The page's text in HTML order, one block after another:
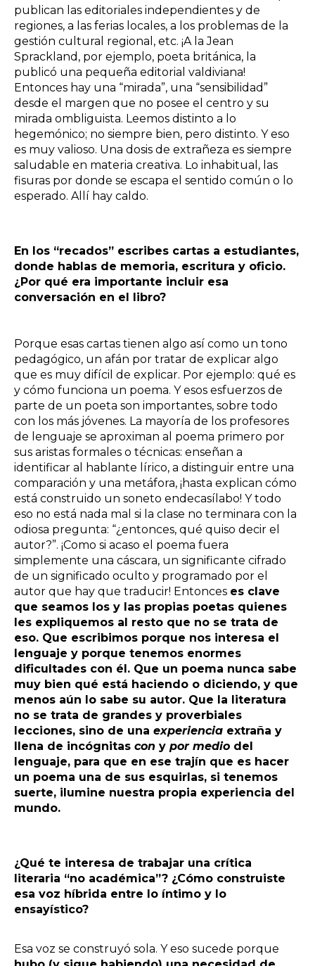
publican las editoriales independientes y de
regiones, a las ferias locales, a los problemas de la
gestión cultural regional, etc. ¡A la Jean
Sprackland, por ejemplo, poeta británica, la
publicó una pequeña editorial valdiviana!
Entonces hay una “mirada”, una “sensibilidad”
desde el margen que no posee el centro y su
mirada ombliguista. Leemos distinto a lo
hegemónico; no siempre bien, pero distinto. Y eso
es muy valioso. Una dosis de extrañeza es siempre
saludable en materia creativa. Lo inhabitual, las
fisuras por donde se escapa el sentido común o lo
esperado. Allí hay caldo.
En los “recados” escribes cartas a estudiantes,
donde hablas de memoria, escritura y oficio.
¿Por qué era importante incluir esa
conversación en el libro?
Porque esas cartas tienen algo así como un tono
pedagógico, un afán por tratar de explicar algo
que es muy difícil de explicar. Por ejemplo: qué es
y cómo funciona un poema. Y esos esfuerzos de
parte de un poeta son importantes, sobre todo
con los más jóvenes. La mayoría de los profesores
de lenguaje se aproximan al poema primero por
sus aristas formales o técnicas: enseñan a
identificar al hablante lírico, a distinguir entre una
comparación y una metáfora, ¡hasta explican cómo
está construido un soneto endecasílabo! Y todo
eso no está nada mal si la clase no terminara con la
odiosa pregunta: “¿entonces, qué quiso decir el
autor?”. ¡Como si acaso el poema fuera
simplemente una cáscara, un significante cifrado
de un significado oculto y programado por el
autor que hay que traducir! Entonces es clave
que seamos los y las propias poetas quienes
les expliquemos al resto que no se trata de
eso. Que escribimos porque nos interesa el
lenguaje y porque tenemos enormes
dificultades con él. Que un poema nunca sabe
muy bien qué está haciendo o diciendo, y que
menos aún lo sabe su autor. Que la literatura
no se trata de grandes y proverbiales
lecciones, sino de una experiencia extraña y
llena de incógnitas con y por medio del
lenguaje, para que en ese trajín que es hacer
un poema una de sus esquirlas, si tenemos
suerte, ilumine nuestra propia experiencia del
mundo.
¿Qué te interesa de trabajar una crítica
literaria “no académica”? ¿Cómo construiste
esa voz híbrida entre lo íntimo y lo
ensayístico?
Esa voz se construyó sola. Y eso sucede porque